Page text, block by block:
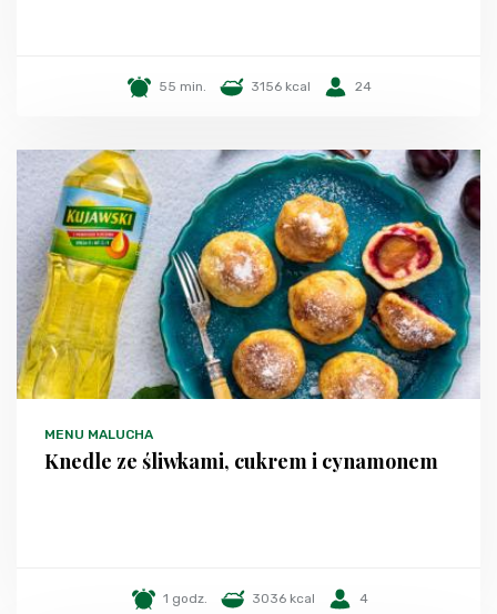
55 min. 3156 kcal 24
MENU MALUCHA
Knedle ze śliwkami, cukrem i cynamonem
1 godz. 3036 kcal 4